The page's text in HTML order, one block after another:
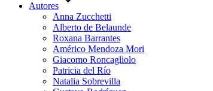
Autores
Anna Zucchetti
Alberto de Belaunde
Roxana Barrantes
Américo Mendoza Mori
Giacomo Roncagliolo
Patricia del Río
Natalia Sobrevilla